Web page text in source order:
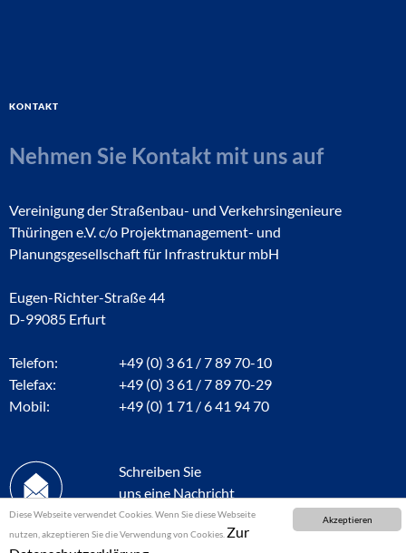
Akzeptieren
Diese Webseite verwendet Cookies. Wenn Sie diese Webseite
nutzen, akzeptieren Sie die Verwendung von Cookies. Zur
Kontakt
Nehmen Sie Kontakt mit uns auf
Vereinigung der Straßenbau- und Verkehrsingenieure
Thüringen e.V. c/o Projektmanagement- und
Planungsgesellschaft für Infrastruktur mbH
Eugen-Richter-Straße 44
D-99085 Erfurt
Telefon:
+49 (0) 3 61 / 7 89 70-10
Telefax:
+49 (0) 3 61 / 7 89 70-29
Mobil:
+49 (0) 1 71 / 6 41 94 70
Schreiben Sie
uns eine Nachricht